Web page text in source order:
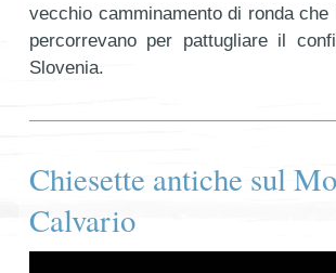
vecchio camminamento di ronda
percorrevano per pattugliare il
Slovenia.
Chiesette antiche sul
Calvario